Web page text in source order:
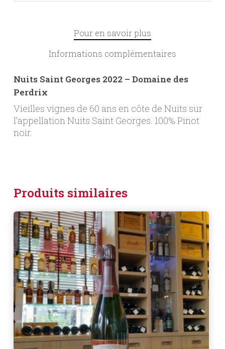
Pour en savoir plus
Informations complémentaires
Nuits Saint Georges 2022 – Domaine des
Perdrix
Vieilles vignes de 60 ans en côte de Nuits sur
l’appellation Nuits Saint Georges. 100% Pinot
noir.
Produits similaires